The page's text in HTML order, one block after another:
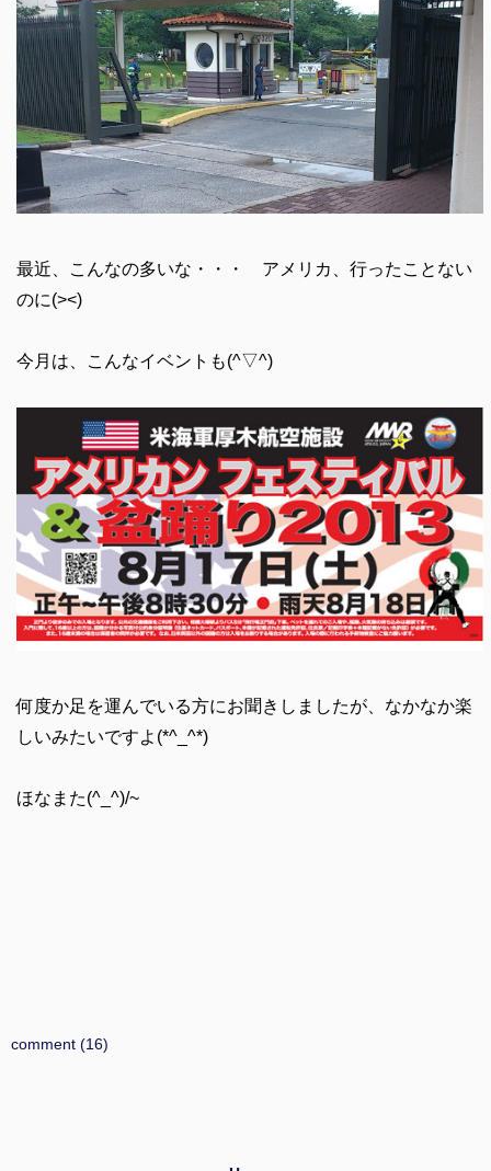
最近、こんなの多いな・・・ アメリカ、行ったことない
のに(><)
今月は、こんなイベントも(^▽^)
何度か足を運んでいる方にお聞きしましたが、なかなか楽
しいみたいですよ(*^_^*)
ほなまた(^_^)/~
comment (16)